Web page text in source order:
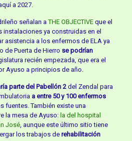
a 2027.
señalan aTHE OBJECTIVEque el
ya construidas en el
asistencia a los enfermos de ELA ya
de Puerta de Hierro se podrían
recién empezada, que era el
Ayuso a principios de año.
parte del Pabellón 2del Zendal para
a entre 50 y 100 enfermos
fuentes. También existe una
la mesa de Ayuso: la del hospital
José, aunque este último sitio tiene
los trabajos de rehabilitación